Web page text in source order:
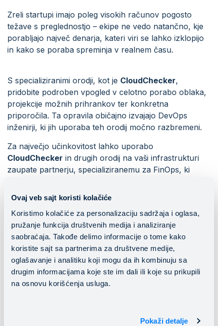
Ovaj veb sajt koristi kolačiće
Koristimo kolačiće za personalizaciju sadržaja i oglasa,
pružanje funkcija društvenih medija i analiziranje
saobraćaja. Takođe delimo informacije o tome kako
koristite sajt sa partnerima za društvene medije,
oglašavanje i analitiku koji mogu da ih kombinuju sa
drugim informacijama koje ste im dali ili koje su prikupili
na osnovu korišćenja usluga.
Pokaži detalje
Zreli startupi imajo poleg visokih računov pogosto
težave s preglednostjo – ekipe ne vedo natančno, kje
porabljajo največ denarja, kateri viri se lahko izklopijo
in kako se poraba spreminja v realnem času.
S specializiranimi orodji, kot je CloudChecker,
pridobite podroben vpogled v celotno porabo oblaka,
projekcije možnih prihrankov ter konkretna
priporočila. Ta opravila običajno izvajajo DevOps
inženirji, ki jih uporaba teh orodij močno razbremeni.
Za največjo učinkovitost lahko uporabo
CloudChecker in drugih orodij na vaši infrastrukturi
zaupate partnerju, specializiranemu za FinOps, ki
optimizacijo.